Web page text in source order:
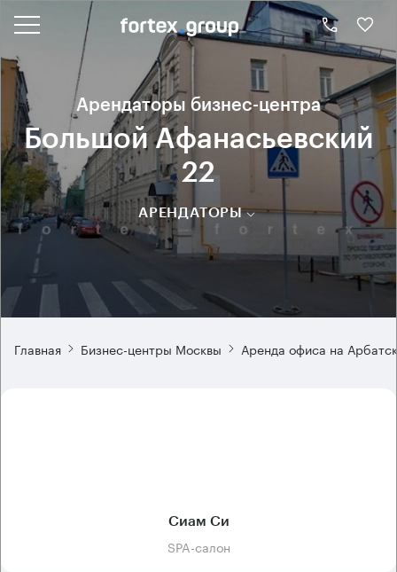
Арендаторы бизнес-центра
Большой Афанасьевский
22
АРЕНДАТОРЫ
Главная Бизнес-центры Москвы Аренда офиса на
Сиам Си
SPA-салон